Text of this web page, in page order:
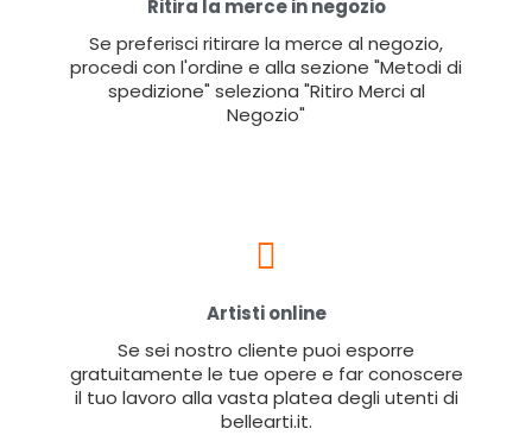
Ritira la merce in negozio
Se preferisci ritirare la merce al negozio,
procedi con l'ordine e alla sezione "Metodi di
spedizione" seleziona "Ritiro Merci al
Negozio"
Artisti online
Se sei nostro cliente puoi esporre
gratuitamente le tue opere e far conoscere
il tuo lavoro alla vasta platea degli utenti di
bellearti.it.